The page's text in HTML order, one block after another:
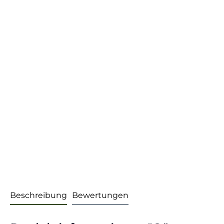
Beschreibung Bewertungen